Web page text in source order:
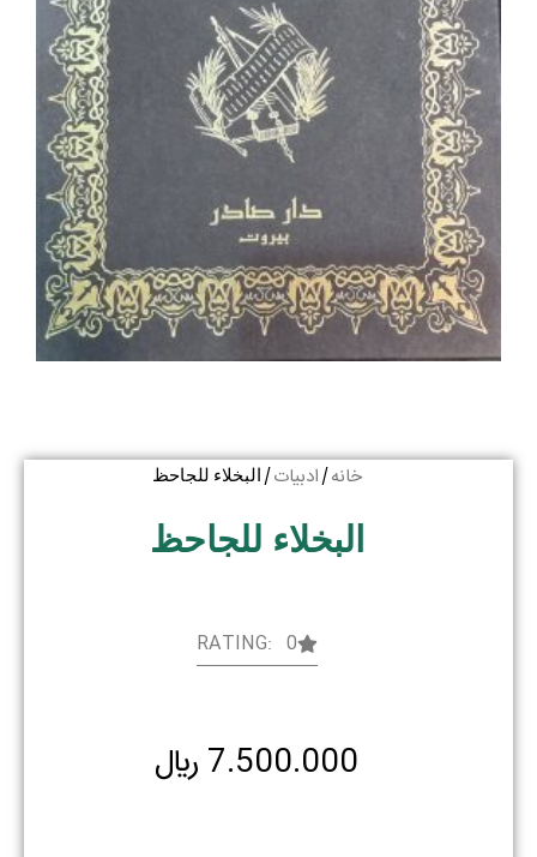
خانه/ ادبیات/ البخلاء للجاحظ
البخلاء للجاحظ
RATING: 0
7.500.000 ﷼